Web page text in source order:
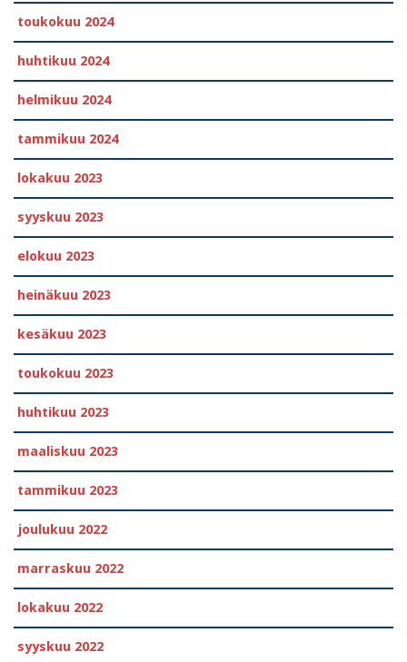
toukokuu 2024
huhtikuu 2024
helmikuu 2024
tammikuu 2024
lokakuu 2023
syyskuu 2023
elokuu 2023
heinäkuu 2023
kesäkuu 2023
toukokuu 2023
huhtikuu 2023
maaliskuu 2023
tammikuu 2023
joulukuu 2022
marraskuu 2022
lokakuu 2022
syyskuu 2022